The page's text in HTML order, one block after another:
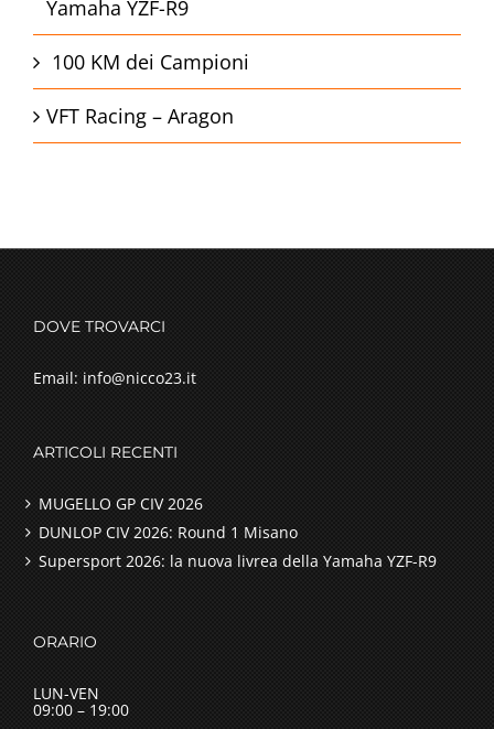
Yamaha YZF-R9
100 KM dei Campioni
VFT Racing – Aragon
DOVE TROVARCI
Email: info@nicco23.it
ARTICOLI RECENTI
MUGELLO GP CIV 2026
DUNLOP CIV 2026: Round 1 Misano
Supersport 2026: la nuova livrea della Yamaha YZF-R9
ORARIO
LUN-VEN
09:00 – 19:00